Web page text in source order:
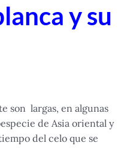
y su
son largas, en algunas
de Asia oriental y
del celo que se